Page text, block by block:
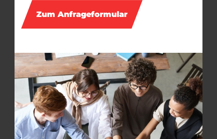
Zum Anfrageformular